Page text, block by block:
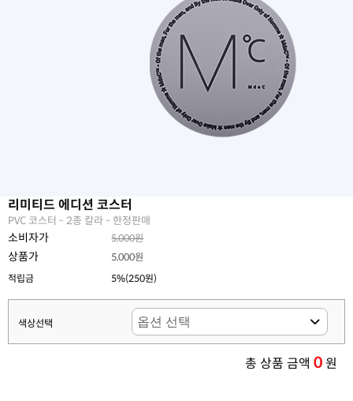
리미티드 에디션 코스터
PVC 코스터 - 2종 칼라 - 한정판매
소비자가 5,000원
상품가
5,000원
적립금
5%(250원)
색상선택
총 상품 금액 0원